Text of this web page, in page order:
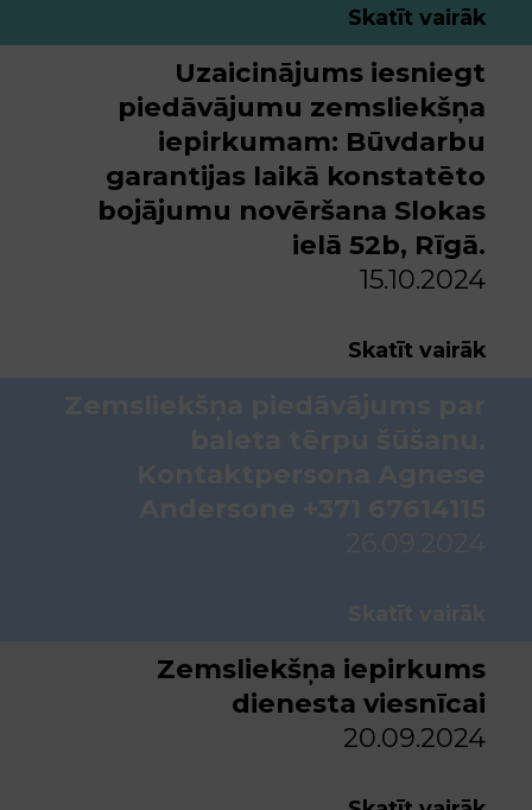
Skatīt vairāk
Uzaicinājums iesniegt
piedāvājumu zemsliekšņa
iepirkumam: Būvdarbu
garantijas laikā konstatēto
bojājumu novēršana Slokas
ielā 52b, Rīgā.
15.10.2024
Skatīt vairāk
Zemsliekšņa iepirkums
dienesta viesnīcai
20.09.2024